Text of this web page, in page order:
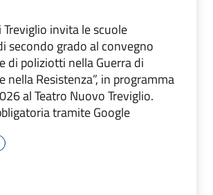
Treviglio invita le scuole
secondo grado al convegno
di poliziotti nella Guerra di
nella Resistenza”, in programma
al Teatro Nuovo Treviglio.
tramite Google